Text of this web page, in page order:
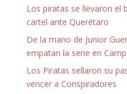
Los piratas se llevaron el
cartel ante Querétaro
De la mano de Junior
empatan la serie en
Los Piratas sellaron su
vencer a Conspiradores